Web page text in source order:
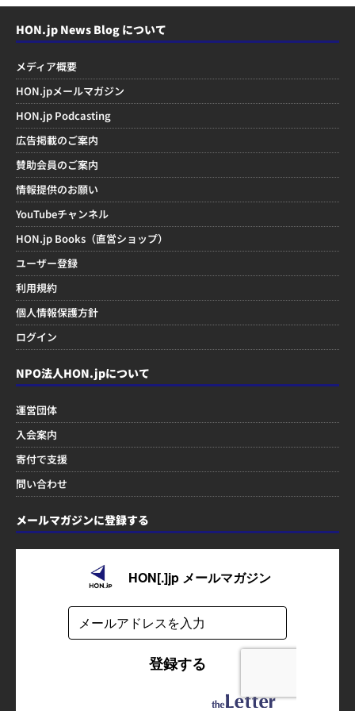
HON.jp News Blog について
メディア概要
HON.jpメールマガジン
HON.jp Podcasting
広告掲載のご案内
賛助会員のご案内
情報提供のお願い
YouTubeチャンネル
HON.jp Books（直営ショップ）
ユーザー登録
利用規約
個人情報保護方針
ログイン
NPO法人HON.jpについて
運営団体
入会案内
寄付で支援
問い合わせ
メールマガジンに登録する